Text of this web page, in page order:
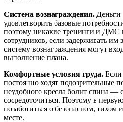
Система вознаграждения.
удовлетворить базовые
поэтому никакие тренинги и ДМС
сотрудников, если задерживать им
систему вознаграждения могут
выполнение плана.
Комфортные условия труда. Если
постоянно ходят подозрительные
неудобного кресла болит спина —
сосредоточиться. Поэтому в
позаботиться о безопасном, тихом
месте.